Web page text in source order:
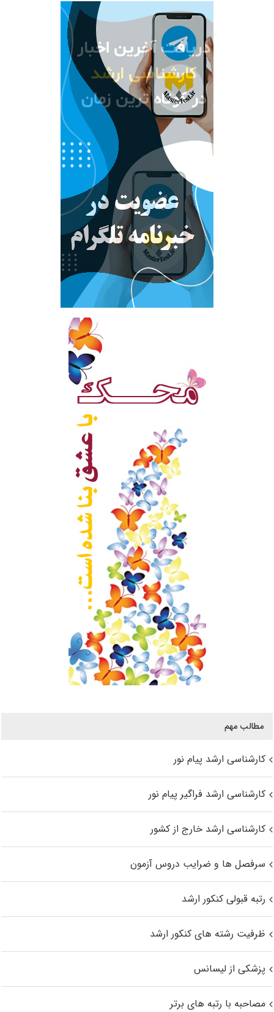
مطالب مهم
کارشناسی ارشد پیام نور
کارشناسی ارشد فراگیر پیام نور
کارشناسی ارشد خارج از کشور
سرفصل ها و ضرایب دروس آزمون
رتبه قبولی کنکور ارشد
ظرفیت رشته های کنکور ارشد
پزشکی از لیسانس
مصاحبه با رتبه های برتر